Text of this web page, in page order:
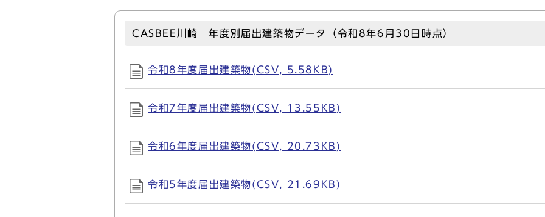
CASBEE川崎 年度別届出建築物データ（令和8年6月30日時点）
令和8年度届出建築物(CSV, 5.58KB)
令和7年度届出建築物(CSV, 13.55KB)
令和6年度届出建築物(CSV, 20.73KB)
令和5年度届出建築物(CSV, 21.69KB)